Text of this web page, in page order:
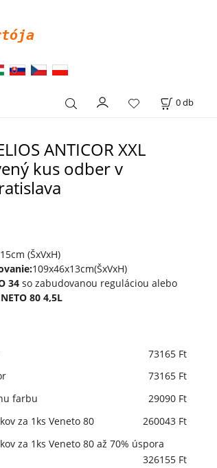
0 db
ANTICOR XXL
kus odber v
(ŠxVxH)
109x46x13cm(ŠxVxH)
34so zabudovanou reguláciou alebo
80 4,5L
73165 Ft
73165 Ft
farbu
29090 Ft
za 1ks Veneto 80
260043 Ft
za 1ks Veneto 80 až 70% úspora
326155 Ft